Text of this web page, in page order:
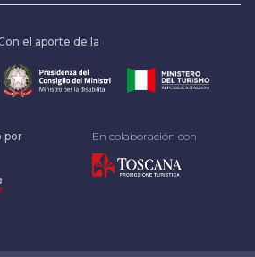
el aporte de la
por En colaboración con